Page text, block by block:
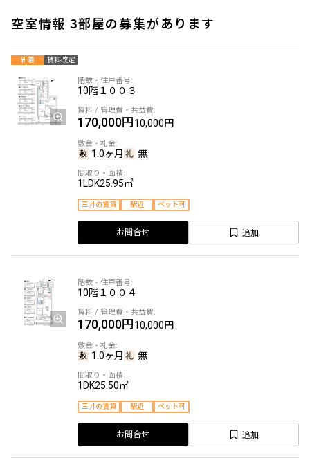
空室情報 3部屋の募集があります
新着 賃料改定
10階 １００３
170,000円10,000円
1.0ヶ月 無
1LDK25.95㎡
三井の賃貸 駅近 ペット可
お問合せ 追加
10階 １００４
170,000円10,000円
1.0ヶ月 無
1DK25.50㎡
三井の賃貸 駅近 ペット可
お問合せ 追加